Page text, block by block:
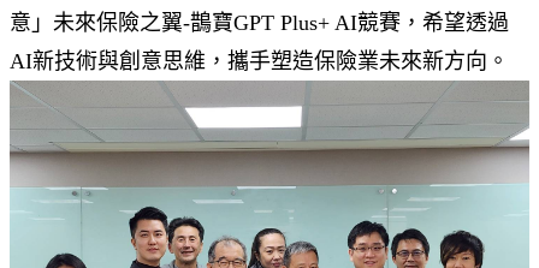
意」未來保險之翼-鵲寶GPT Plus+ AI競賽，希望透過
AI新技術與創意思維，攜手塑造保險業未來新方向。